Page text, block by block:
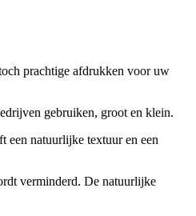
prachtige afdrukken voor uw
gebruiken, groot en klein.
een natuurlijke textuur en een
verminderd. De natuurlijke